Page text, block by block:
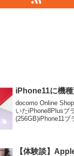
iPhone11に機
docomo Online
いたiPhone8Plusブ
(256GB)iPhone11ブ
【体験談】